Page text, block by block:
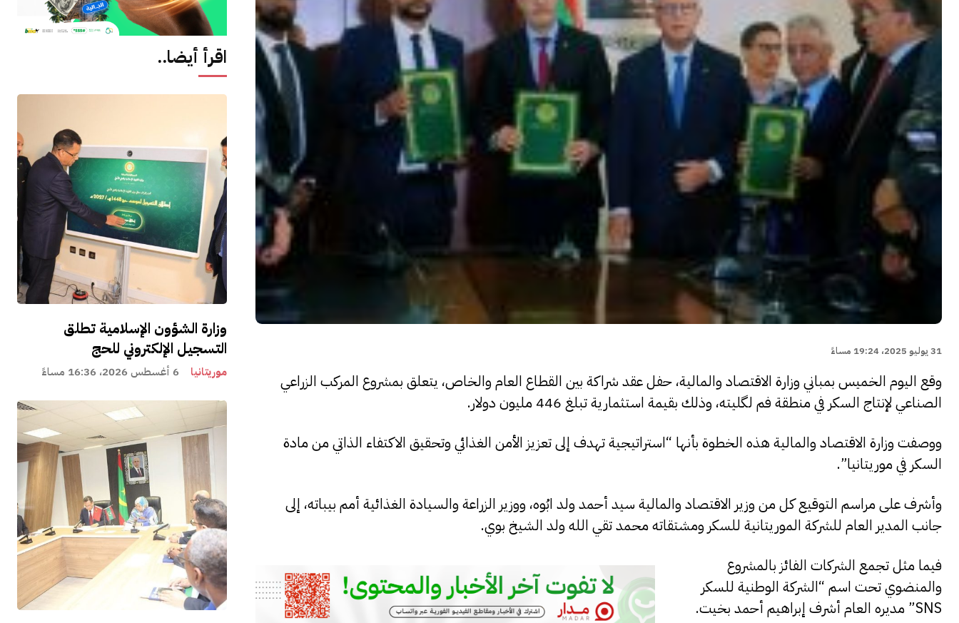
اقرأ أيضا..
وزارة الشؤون الإسلامية تطلق
التسجيل الإلكتروني للحج
موريتانيا 6 أغسطس 2026، 16:36 مساءً
31 يوليو 2025، 19:24 مساءً
وقع اليوم الخميس بمباني وزارة الاقتصاد والمالية، حفل عقد شراكة بين القطاع العام والخاص، يتعلق بمشروع المركب الزراعي
الصناعي لإنتاج السكر في منطقة فم لگليته، وذلك بقيمة استثمارية تبلغ 446 مليون دولار.
ووصفت وزارة الاقتصاد والمالية هذه الخطوة بأنها “استراتيجية تهدف إلى تعزيز الأمن الغذائي وتحقيق الاكتفاء الذاتي من مادة
السكر في موريتانيا”.
وأشرف على مراسم التوقيع كل من وزير الاقتصاد والمالية سيد أحمد ولد ابُوه، ووزير الزراعة والسيادة الغذائية أمم بيباته، إلى
جانب المدير العام للشركة الموريتانية للسكر ومشتقاته محمد تقي الله ولد الشيخ بوي.
فيما مثل تجمع الشركات الفائز بالمشروع
والمنضوي تحت اسم “الشركة الوطنية للسكر
SNS” مديره العام أشرف إبراهيم أحمد بخيت.